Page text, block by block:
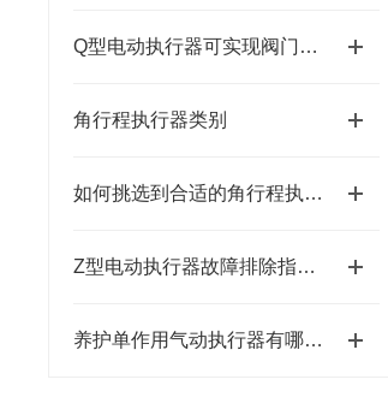
Q型电动执行器可实现阀门的自动开启和关闭
角行程执行器类别
如何挑选到合适的角行程执行器
Z型电动执行器故障排除指南：确保设备高效运行
养护单作用气动执行器有哪些细节